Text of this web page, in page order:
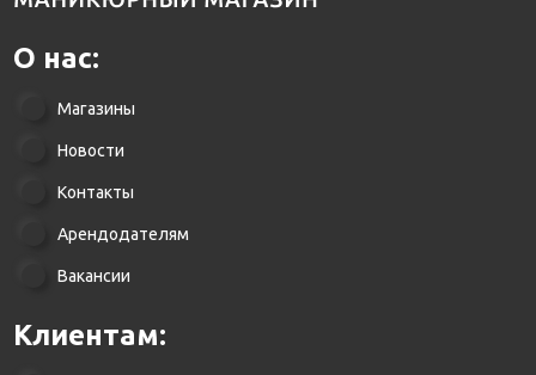
О нас:
Магазины
Новости
Контакты
Арендодателям
Вакансии
Клиентам: